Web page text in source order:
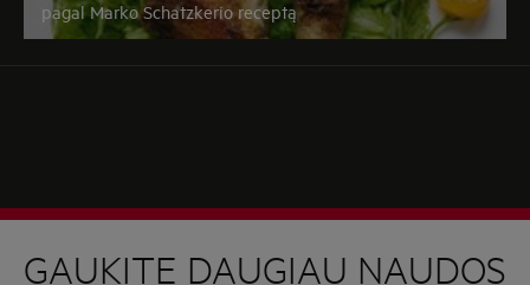
pagal Marko Schatzkerio receptą
GAUKITE DAUGIAU NAUDOS